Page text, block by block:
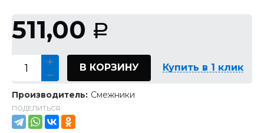
511,00 Р
В КОРЗИНУ Купить в 1 клик
Производитель: Смежники
ПОДЕЛИТЬСЯ: